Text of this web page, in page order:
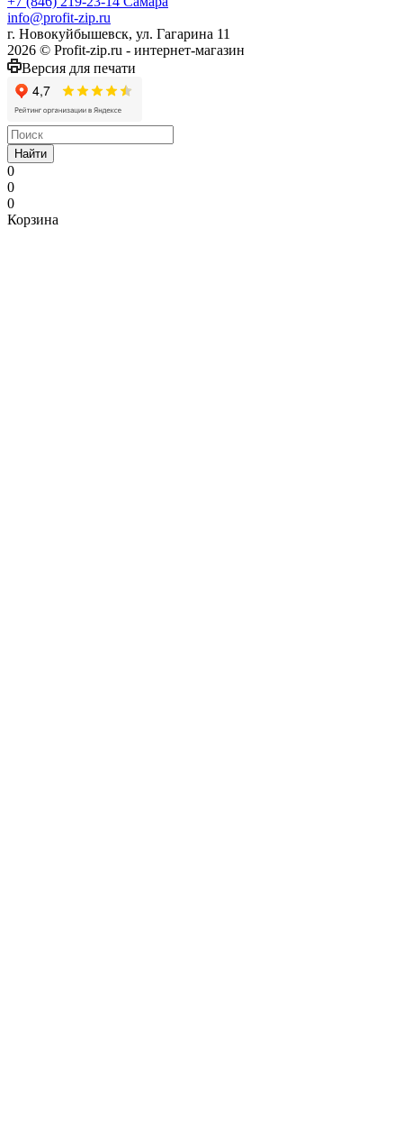
info@profit-zip.ru
г. Новокуйбышевск, ул. Гагарина 11
2026 © Profit-zip.ru - интернет-магазин
Версия для печати
Найти
0
0
0
Корзина